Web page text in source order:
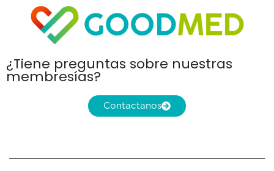
¿Tiene preguntas sobre nuestras
membresías?
Contactanos